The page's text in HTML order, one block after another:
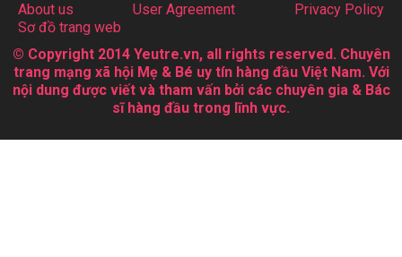
About us User Agreement
Privacy Policy
Sơ đồ trang web
© Copyright 2014 Yeutre.vn, all rights reserved. Chuyên
trang mạng xã hội Mẹ & Bé uy tín hàng đầu Việt Nam. Với
nội dung được viết và tham vấn bởi các chuyên gia & Bác
sĩ hàng đầu trong lĩnh vực.